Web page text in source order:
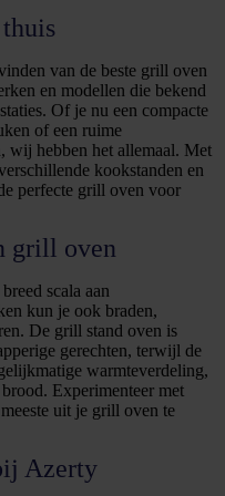
van de beste grill oven
en modellen die bekend
Of je nu een compacte
of een ruime
wij hebben het allemaal. Met
kookstanden en
perfecte grill oven voor
grill oven
scala aan
kun je ook braden,
De grill stand oven is
gerechten, terwijl de
warmteverdeling,
Experimenteer met
uit je grill oven te
Azerty